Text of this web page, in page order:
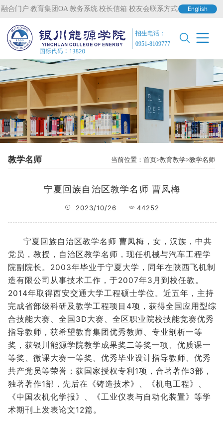
融合门户 教育集团OA 教务系统 校长信箱 校友会联系方式 English
招生电话：
0951-8109777
教学名师 当前位置：首页 教育教学 教学名师
宁夏回族自治区教学名师 曹凤梅
2023/10/26 44252
宁夏回族自治区教学名师 曹凤梅，女，汉族，中共
党员，教授，自治区教学名师，现任机械与汽车工程学
院副院长。2003年毕业于宁夏大学，同年在陕西飞机制
造有限公司从事技术工作，于2007年3月到校任教。
2014年取得西安交通大学工程硕士学位。近五年，主持
完成省部级科研及教学工程项目4项，获得全国应用型综
合技能大赛、全国3D大赛、全区职业院校技能竞赛优秀
指导教师，获希望教育集团优秀教师、专业剖析一等
奖，获银川能源学院教学成果奖二等奖一项、优质课一
等奖、微课大赛一等奖、优秀毕业设计指导教师、优秀
共产党员等荣誉；获国家授权专利1项，合著著作3部，
独著著作1部，先后在《铸造技术》、《机电工程》、
《中国农机化学报》、《工业仪表与自动化装置》等学
术期刊上发表论文12篇。